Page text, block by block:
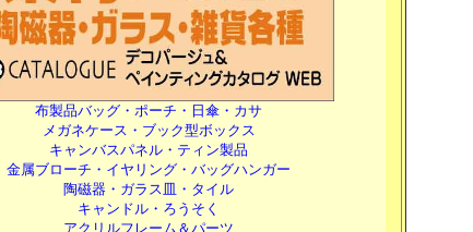
布製品バッグ・ポーチ・日傘・カサ
メガネケース・ブック型ボックス
キャンバスパネル・ティン製品
金属ブローチ・イヤリング・バッグハンガー
陶磁器・ガラス皿・タイル
キャンドル・ろうそく
アクリルフレーム＆パーツ